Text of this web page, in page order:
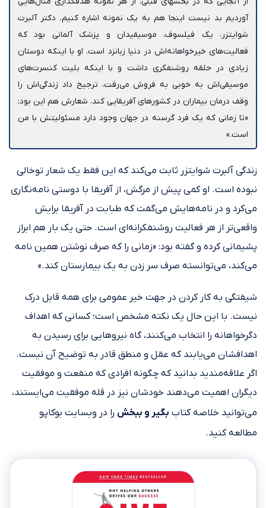
آوردیم بد نیست اینجا هم به یک نمونه اشاره کنیم. دکتر آلبرت
شوایتزر، یک فیلسوف، موسیقیدان و پزشک آلمانی بود که
فعالیت‎‌های خیرخواهانه‌‎اش در دنیا زبانزد است. ‎او با اینکه دوستان
موسیقی‎‌اش به خوبی به فروش می‌رفت، ترجیح داد زندگی‎‌اش را
وقف درمان بیماران در کشورهای آفریقایی کند. شعارش هم این بود:
«تا زمانی که یک فرد گرسنه در جهان وجود دارد مسئولیتش با من
است.»
زندگی آلبرت شوایتزر ثابت می‌کند که این فقط یک شعار توخالی
نبوده است. او کمی پیش از مرگش، از آفریقا با دوستی نامه‎‌نگاری
می‌کرد و در نامه‎‎‌هایش می‌گفت که طبابت در آفریقا برایش
واقعی‌تر از هر فعالیت روشنفکرانه‌ای است. حتی یک بار هم ابراز
پشیمانی کرده و گفته بود: «زمانی را که صرف نوشتن همین نامه
می‌کند، می‌توانسته صرف سر زدن به یک بیمارستان کند.»
شیفتگی به کار کردن در جهت خیر عمومی برای همه قابل درک
نیست. با این حال یک نکته مشخص است؛ کسانی که اهداف
دگرخواهانه را انتخاب می‌کنند، گاه نیروهایی برای رسیدن به
اهدافشان می‌یابند که عقل و منطق قادر به توضیح آن نیست.
اگر علاقه‌مندید بدانید که چگونه افرادی که منفعت و موفقیت
دیگران اهمیت می‌دهند خودشان نیز در قله موفقیت می‌ایستند،
می‌توانید خلاصه کتاب بگیر و ببخش را در وبسایت بوکاپو
مطالعه کنید.